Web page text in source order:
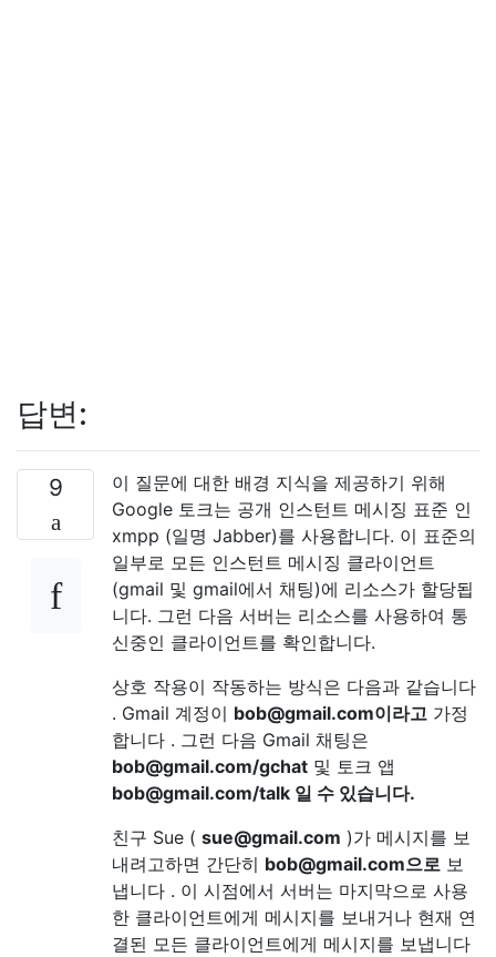
답변:
9
이 질문에 대한 배경 지식을 제공하기 위해
Google 토크는 공개 인스턴트 메시징 표준 인
xmpp (일명 Jabber)를 사용합니다. 이 표준의
일부로 모든 인스턴트 메시징 클라이언트
(gmail 및 gmail에서 채팅)에 리소스가 할당됩
니다. 그런 다음 서버는 리소스를 사용하여 통
신중인 클라이언트를 확인합니다.
상호 작용이 작동하는 방식은 다음과 같습니다
. Gmail 계정이 bob@gmail.com이라고 가정
합니다 . 그런 다음 Gmail 채팅은
bob@gmail.com/gchat 및 토크 앱
bob@gmail.com/talk 일 수 있습니다.
친구 Sue ( sue@gmail.com )가 메시지를 보
내려고하면 간단히 bob@gmail.com으로 보
냅니다 . 이 시점에서 서버는 마지막으로 사용
한 클라이언트에게 메시지를 보내거나 현재 연
결된 모든 클라이언트에게 메시지를 보냅니다